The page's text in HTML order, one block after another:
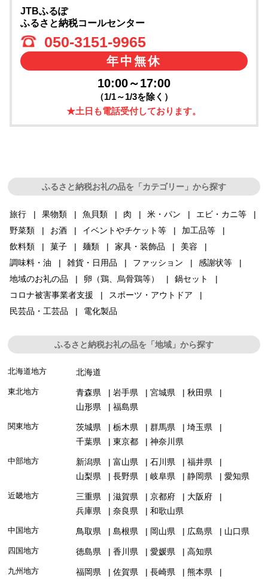
JTBふるぽ
ふるさと納税コールセンター
050-3151-9965
年中無休
10:00～17:00
（1/1～1/3を除く）
★土日も電話受付しております。
ふるさと納税お礼の品を「カテゴリー」から探す
旅行 果物類 魚貝類 肉 米・パン
エビ・カニ等
野菜類
お酒 イベントやチケット等
加工品等
飲料類
菓子 麺類 家具・装飾品
美容
調味料・油
雑貨・日用品 ファッション
感謝状等
地域のお礼の品
卵（鶏、烏骨鶏等）
鍋セット
コロナ被害事業者支援
スポーツ・アウトドア
民芸品・工芸品
電化製品
ふるさと納税お礼の品を「地域」から探す
北海道地方 北海道
東北地方 青森県 岩手県 宮城県
秋田県
山形県
福島県
関東地方 茨城県 栃木県 群馬県
埼玉県
千葉県
東京都 神奈川県
中部地方 新潟県 富山県 石川県
福井県
山梨県
長野県 岐阜県 静岡県 愛知県
近畿地方 三重県 滋賀県 京都府
大阪府
兵庫県
奈良県 和歌山県
中国地方 鳥取県 島根県 岡山県 広島県 山口県
四国地方 徳島県 香川県 愛媛県 高知県
九州地方 福岡県 佐賀県 長崎県
熊本県